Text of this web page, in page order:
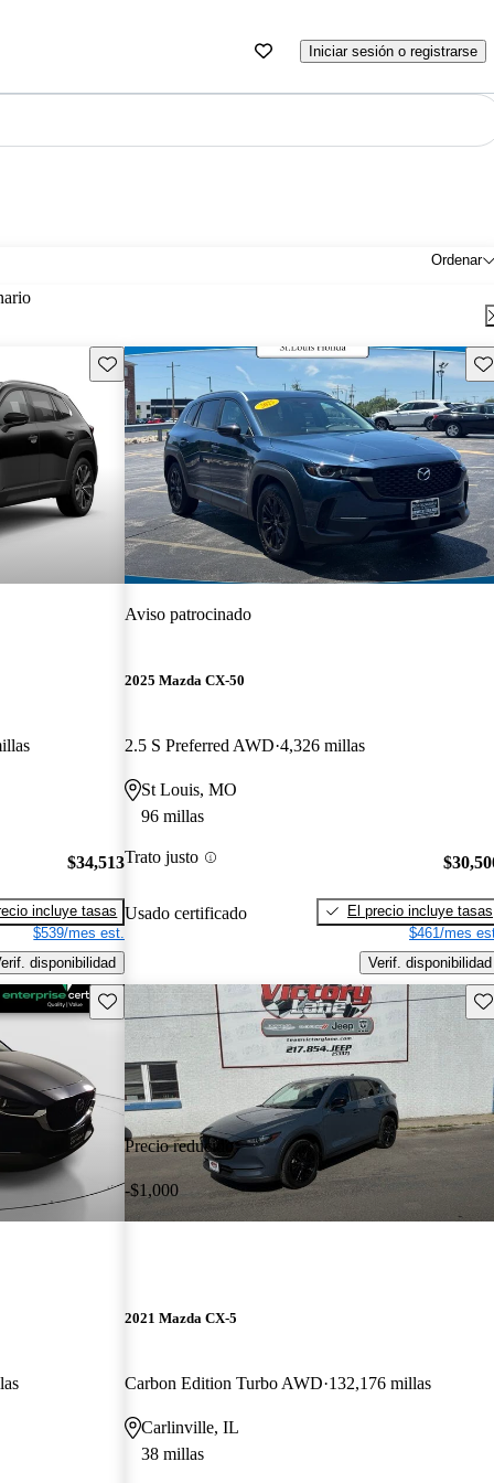
Iniciar sesión o registrarse
Ordenar
Guarda este Aviso
$34,513
incluye tasas
$539/mes est.
disponibilidad
Aviso patrocinado
2025 Mazda CX-50
2.5 S Preferred AWD 4,326 millas
St Louis, MO
96 millas
Trato justo
Usado certificado
El precio incluye tasas
$461/mes
Verif. disponibilidad
Guarda este Aviso
Precio reducido
-$1,000
2021 Mazda CX-5
Carbon Edition Turbo AWD 132,176 millas
Carlinville, IL
38 millas